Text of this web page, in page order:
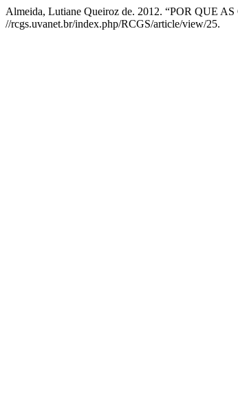
Almeida, Lutiane Queiroz de. 2012. “POR QUE
//rcgs.uvanet.br/index.php/RCGS/article/view/25.